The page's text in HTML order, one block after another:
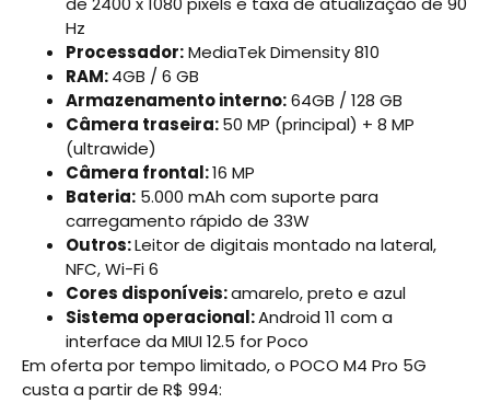
Hz
Processador:MediaTek Dimensity 810
RAM:4GB / 6 GB
Armazenamento interno:64GB / 128 GB
Câmera traseira:50 MP (principal) + 8 MP
(ultrawide)
Câmera frontal:16 MP
Bateria: 5.000 mAh com suporte para
carregamento rápido de 33W
Outros:Leitor de digitais montado na lateral,
NFC, Wi-Fi 6
Cores disponíveis:amarelo, preto e azul
Sistema operacional:Android 11 com a
interface da MIUI 12.5 for Poco
Em oferta por tempo limitado, o POCO M4 Pro 5G
custa a partir de R$ 994: